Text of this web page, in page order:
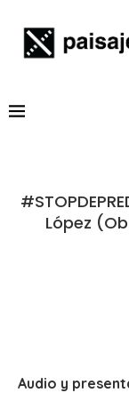
López
Audio y